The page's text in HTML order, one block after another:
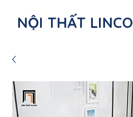
NỘI THẤT LINCO